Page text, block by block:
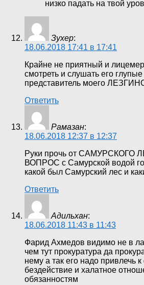
низко падать на твой
Зухер:
18.06.2018 17:41 в 17:41
Крайне не приятный и
смотреть и слушать его
представитель моего
Ответить
Рамазан:
18.06.2018 12:37 в 12:37
Руки прочь от САМУРСКОГО
ВОПРОС с Самурской водой
какой был Самурский лес и
Ответить
Адильхан:
18.06.2018 11:43 в 11:43
Фарид Ахмедов видимо не в
чем тут прокуратура да
нему а так его надо привлечь к
бездействие и халатное
обязанностям